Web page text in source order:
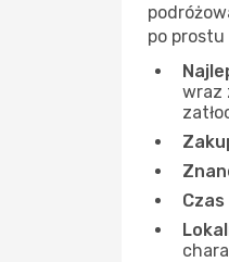
po prostu
wraz